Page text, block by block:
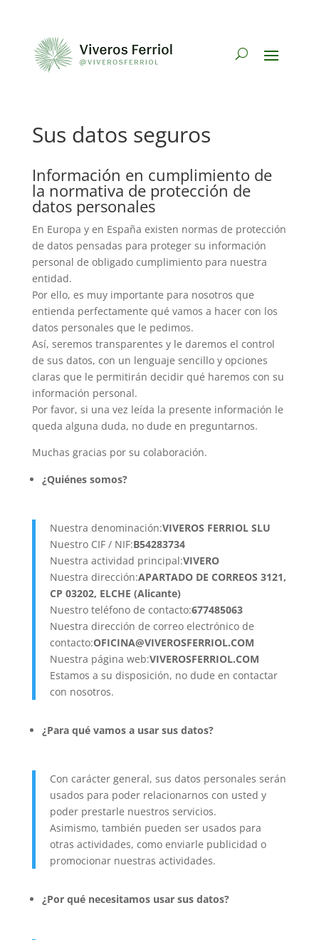
Sus datos seguros
Información en cumplimiento de
la normativa de protección de
datos personales
En Europa y en España existen normas de protección
de datos pensadas para proteger su información
personal de obligado cumplimiento para nuestra
entidad.
Por ello, es muy importante para nosotros que
entienda perfectamente qué vamos a hacer con los
datos personales que le pedimos.
Así, seremos transparentes y le daremos el control
de sus datos, con un lenguaje sencillo y opciones
claras que le permitirán decidir qué haremos con su
información personal.
Por favor, si una vez leída la presente información le
queda alguna duda, no dude en preguntarnos.
Muchas gracias por su colaboración.
¿Quiénes somos?
Nuestra denominación:VIVEROS FERRIOL SLU
Nuestro CIF / NIF:B54283734
Nuestra actividad principal:VIVERO
Nuestra dirección:APARTADO DE CORREOS 3121,
CP 03202, ELCHE (Alicante)
Nuestro teléfono de contacto:677485063
Nuestra dirección de correo electrónico de
contacto:OFICINA@VIVEROSFERRIOL.COM
Nuestra página web:VIVEROSFERRIOL.COM
Estamos a su disposición, no dude en contactar
con nosotros.
¿Para qué vamos a usar sus datos?
Con carácter general, sus datos personales serán
usados para poder relacionarnos con usted y
poder prestarle nuestros servicios.
Asimismo, también pueden ser usados para
otras actividades, como enviarle publicidad o
promocionar nuestras actividades.
¿Por qué necesitamos usar sus datos?